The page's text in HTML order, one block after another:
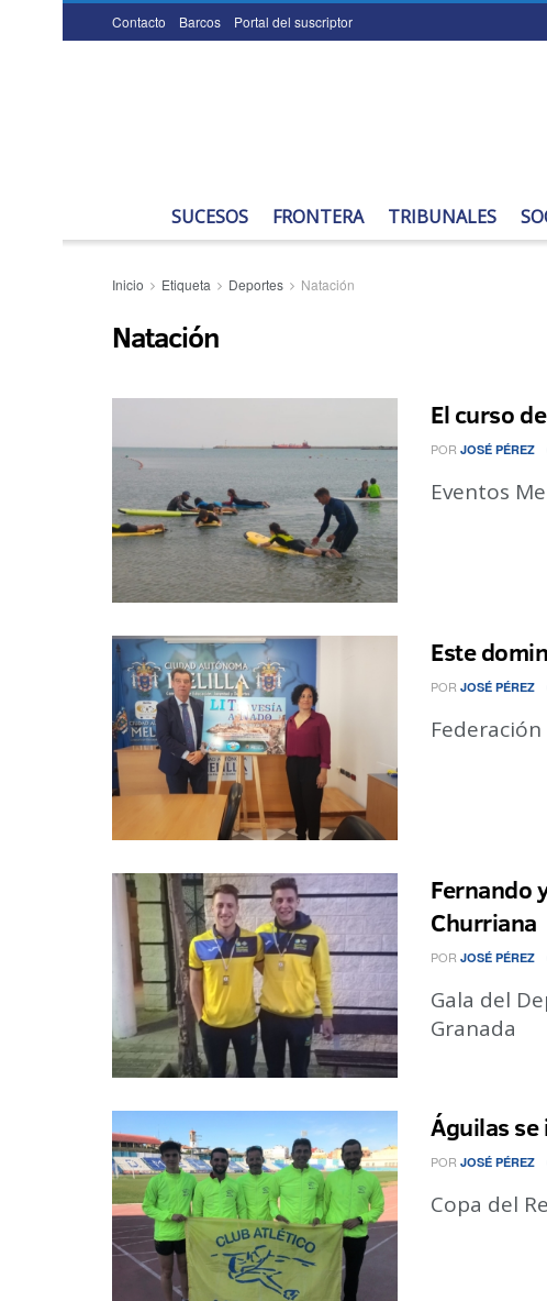
Contacto Barcos Portal del suscriptor
SUCESOS FRONTERA TRIBUNALES
Inicio Etiqueta Deportes Natación
Natación
El curso
POR JOSÉ PÉREZ
Eventos
Este
POR JOSÉ PÉREZ
Fernando
Churriana
POR JOSÉ PÉREZ
Gala del
Granada
Águilas
POR JOSÉ PÉREZ
Copa del